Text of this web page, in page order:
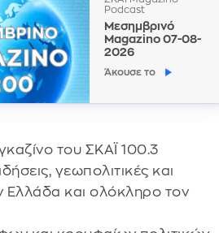
Podcast
Μεσημβρινό
Magazino 07-08-
2026
Άκουσε το
του ΣΚΑΪ 100.3
γεωπολιτικές και
Ελλάδα και ολόκληρο τον